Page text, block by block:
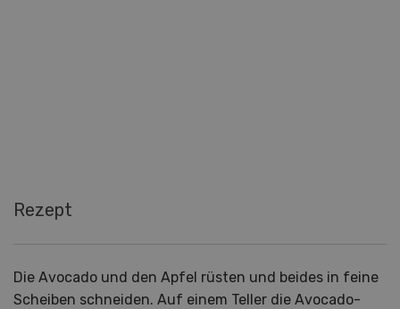
Rezept
Die Avocado und den Apfel rüsten und beides in feine
Scheiben schneiden. Auf einem Teller die Avocado-